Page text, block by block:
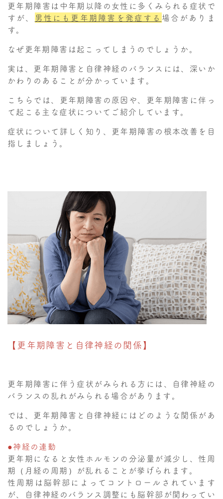
更年期障害は中年期以降の女性に多くみられる症状で
すが、
男性にも更年期障害を発症する 場合がありま
す。
なぜ更年期障害は起こってしまうのでしょうか。
実は、更年期障害と自律神経のバランスには、深いか
かわりのあることが分かっています。
こちらでは、更年期障害の原因や、更年期障害に伴っ
て起こる主な症状についてご紹介しています。
症状について詳しく知り、更年期障害の根本改善を目
指しましょう。
【更年期障害と自律神経の関係】
更年期障害に伴う症状がみられる方には、自律神経の
バランスの乱れがみられる場合があります。
では、更年期障害と自律神経にはどのような関係があ
るのでしょうか。
●神経の連動
更年期になると女性ホルモンの分泌量が減少し、性周
期（月経の周期）が乱れることが挙げられます。
性周期は脳幹部によってコントロールされています
が、自律神経のバランス調整にも脳幹部が関わってい